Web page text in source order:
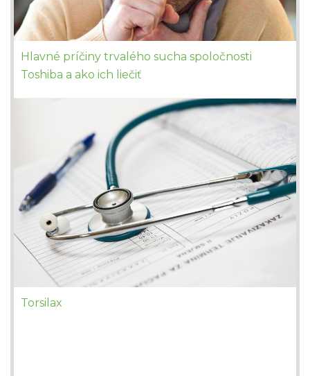
Hlavné príčiny trvalého sucha spoločnosti
Toshiba a ako ich liečiť
Torsilax